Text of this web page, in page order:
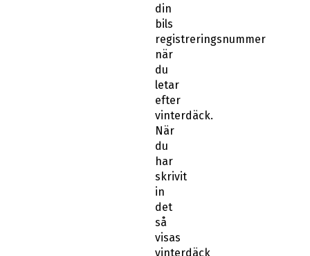
din
bils
registreringsnummer
när
du
letar
efter
vinterdäck.
När
du
har
skrivit
in
det
så
visas
vinterdäck